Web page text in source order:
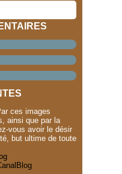
ces images
ainsi que par la
vous avoir le désir
but ultime de toute